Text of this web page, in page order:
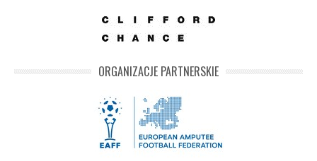
ORGANIZACJE PARTNERSKIE